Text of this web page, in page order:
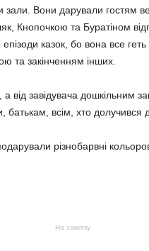
Вони дарували гостям
Кнопочкою та Буратіном
казок, бо вона все
та закінченням інших.
а від завідувача дошкільним
батькам, всім, хто долучився
різнобарвні
На замітку